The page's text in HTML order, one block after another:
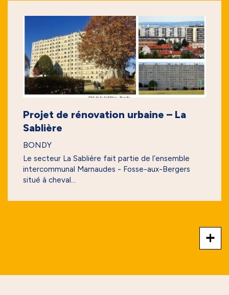
Projet de rénovation urbaine – La
Sablière
BONDY
Le secteur La Sablière fait partie de l’ensemble
intercommunal Marnaudes - Fosse-aux-Bergers
situé à cheval...
+